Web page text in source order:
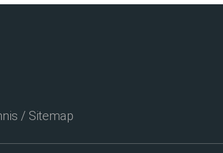
in
/ Sitemap